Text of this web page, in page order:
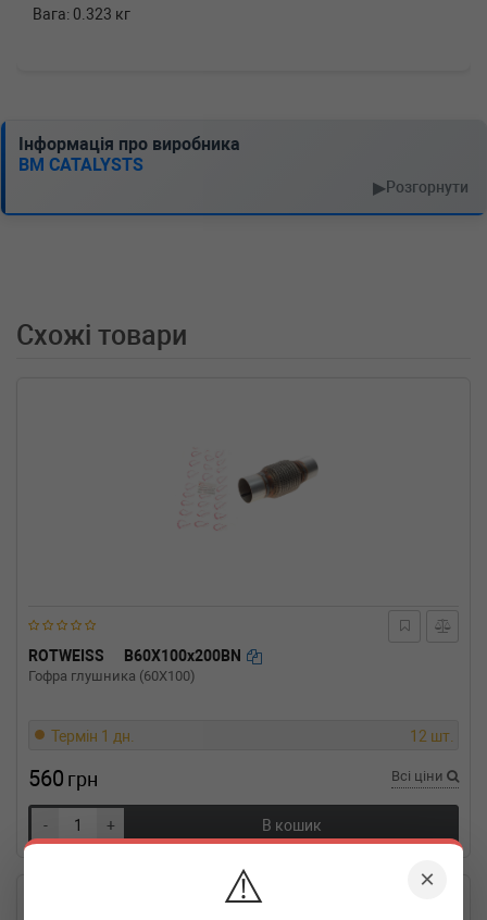
×
⚠️
Вага: 0.323 кг
Інформація про виробника
BM CATALYSTS
▶Розгорнути
Схожі товари
ROTWEISS B60X100x200BN
Гофра глушника (60X100)
Термін 1 дн. 12 шт.
560 грн Всі ціни
- + В кошик